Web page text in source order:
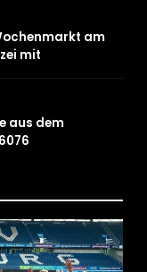
am
mit
aus dem